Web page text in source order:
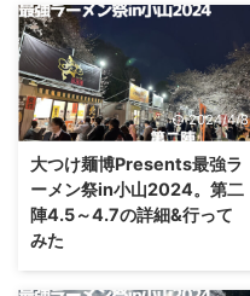
2024/4/8
大つけ麺博Presents最強ラ
ーメン祭in小山2024。第二
陣4.5～4.7の詳細&行って
みた